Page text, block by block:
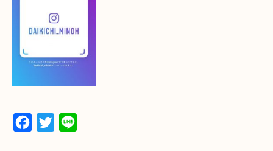
下記バナーよりフォローお願いします！
【パソコンの場合】